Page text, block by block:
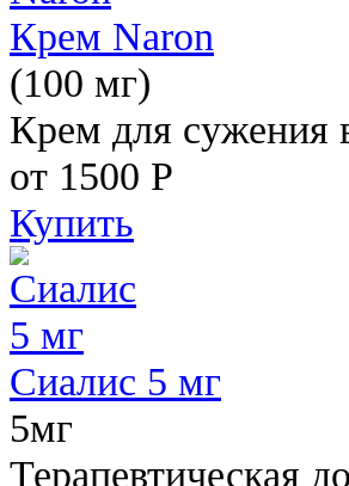
Крем Naron
(100 мг)
Крем для сужения
от 1500 Р
Купить
Сиалис 5 мг
5мг
Терапевтическая